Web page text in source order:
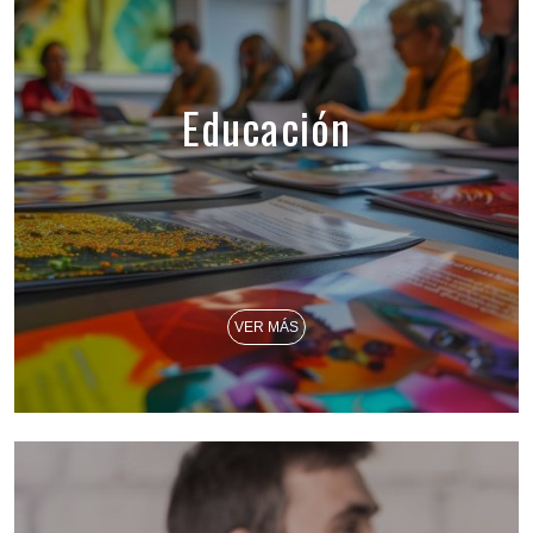
Educación
VER MÁS